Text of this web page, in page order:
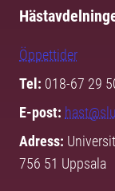
Öppettider
Tel: 018-67 29
E-post:
Adress:
756 51 Uppsala